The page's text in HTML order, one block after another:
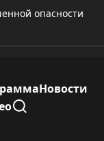
опасности
Новости